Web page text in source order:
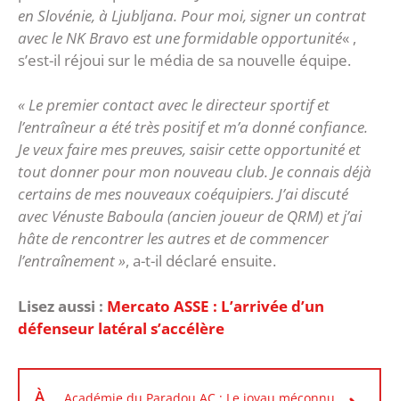
en Slovénie, à Ljubljana. Pour moi, signer un contrat
avec le NK Bravo est une formidable opportunité« ,
s’est-il réjoui sur le média de sa nouvelle équipe.
« Le premier contact avec le directeur sportif et
l’entraîneur a été très positif et m’a donné confiance.
Je veux faire mes preuves, saisir cette opportunité et
tout donner pour mon nouveau club. Je connais déjà
certains de mes nouveaux coéquipiers. J’ai discuté
avec Vénuste Baboula (ancien joueur de QRM) et j’ai
hâte de rencontrer les autres et de commencer
l’entraînement », a-t-il déclaré ensuite.
Lisez aussi : Mercato ASSE : L’arrivée d’un
défenseur latéral s’accélère
À Académie du Paradou AC : Le joyau méconnu